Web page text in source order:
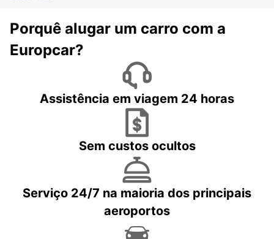
Porquê alugar um carro com a
Europcar?
Assistência em viagem 24 horas
Sem custos ocultos
Serviço 24/7 na maioria dos principais
aeroportos